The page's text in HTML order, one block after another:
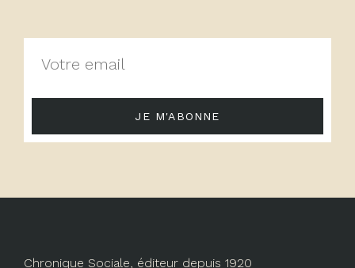
JE M'ABONNE
Chronique Sociale, éditeur depuis 1920